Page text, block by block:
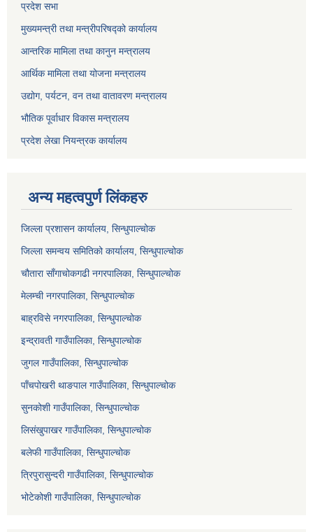
प्रदेश सभा
मुख्यमन्त्री तथा मन्त्रीपरिषद्को कार्यालय
आन्तरिक मामिला तथा कानुन मन्त्रालय
आर्थिक मामिला तथा योजना मन्त्रालय
उद्योग, पर्यटन, वन तथा वातावरण मन्त्रालय
भौतिक पूर्वाधार विकास मन्त्रालय
प्रदेश लेखा नियन्त्रक कार्यालय
अन्य महत्वपुर्ण लिंकहरु
जिल्ला प्रशासन कार्यालय, सिन्धुपाल्चोक
जिल्ला समन्वय समितिको कार्यालय, सिन्धुपाल्चोक
चौतारा साँगाचोकगढी नगरपालिका, सिन्धुपाल्चोक
मेलम्ची नगरपालिका, सिन्धुपाल्चोक
बाह्रविसे नगरपालिका, सिन्धुपाल्चोक
इन्द्रावती गाउँपालिका, सिन्धुपाल्चोक
जुगल गाउँपालिका, सिन्धुपाल्चोक
पाँचपोखरी थाङपाल गाउँपालिका, सिन्धुपाल्चोक
सुनकोशी गाउँपालिका, सिन्धुपाल्चोक
लिसंखुपाखर गाउँपालिका, सिन्धुपाल्चोक
बलेफी गाउँपालिका, सिन्धुपाल्चोक
त्रिपुरासुन्दरी गाउँपालिका, सिन्धुपाल्चोक
भोटेकोशी गाउँपालिका, सिन्धुपाल्चोक